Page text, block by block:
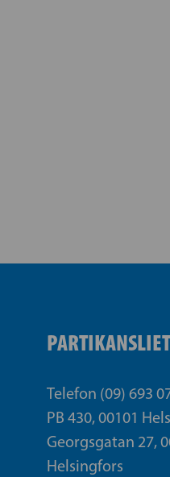
PARTIKANSLIET
Telefon (09) 693
PB 430, 00101
Georgsgatan 27,
Helsingfors